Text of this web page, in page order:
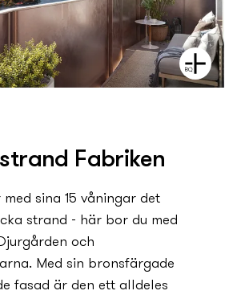
Fabriken
sina 15 våningar det
strand - här bor du med
och
Med sin bronsfärgade
fasad är den ett alldeles